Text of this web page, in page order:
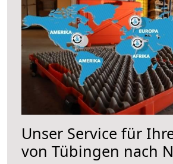
Unser Service für
von Tübingen nach